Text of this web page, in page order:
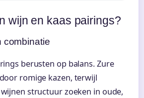
wijn en kaas pairings?
combinatie
berusten op balans. Zure
romige kazen, terwijl
structuur zoeken in oude,